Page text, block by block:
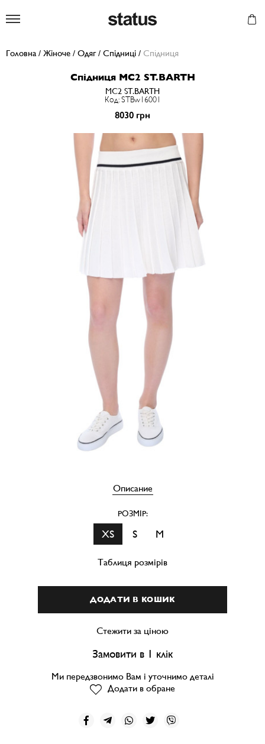
Головна / Жіноче / Одяг/ Спідниці / Спiдниця
Спiдниця MC2 ST.BARTH
MC2 ST.BARTH
Код: STBw16001
8030 грн
Описание
РОЗМІР:
XS S M
Таблиця розмірів
ДОДАТИ В КОШИК
Стежити за ціною
Замовити в 1 клік
Ми передзвонимо Вам і уточнимо деталі
Додати в обране